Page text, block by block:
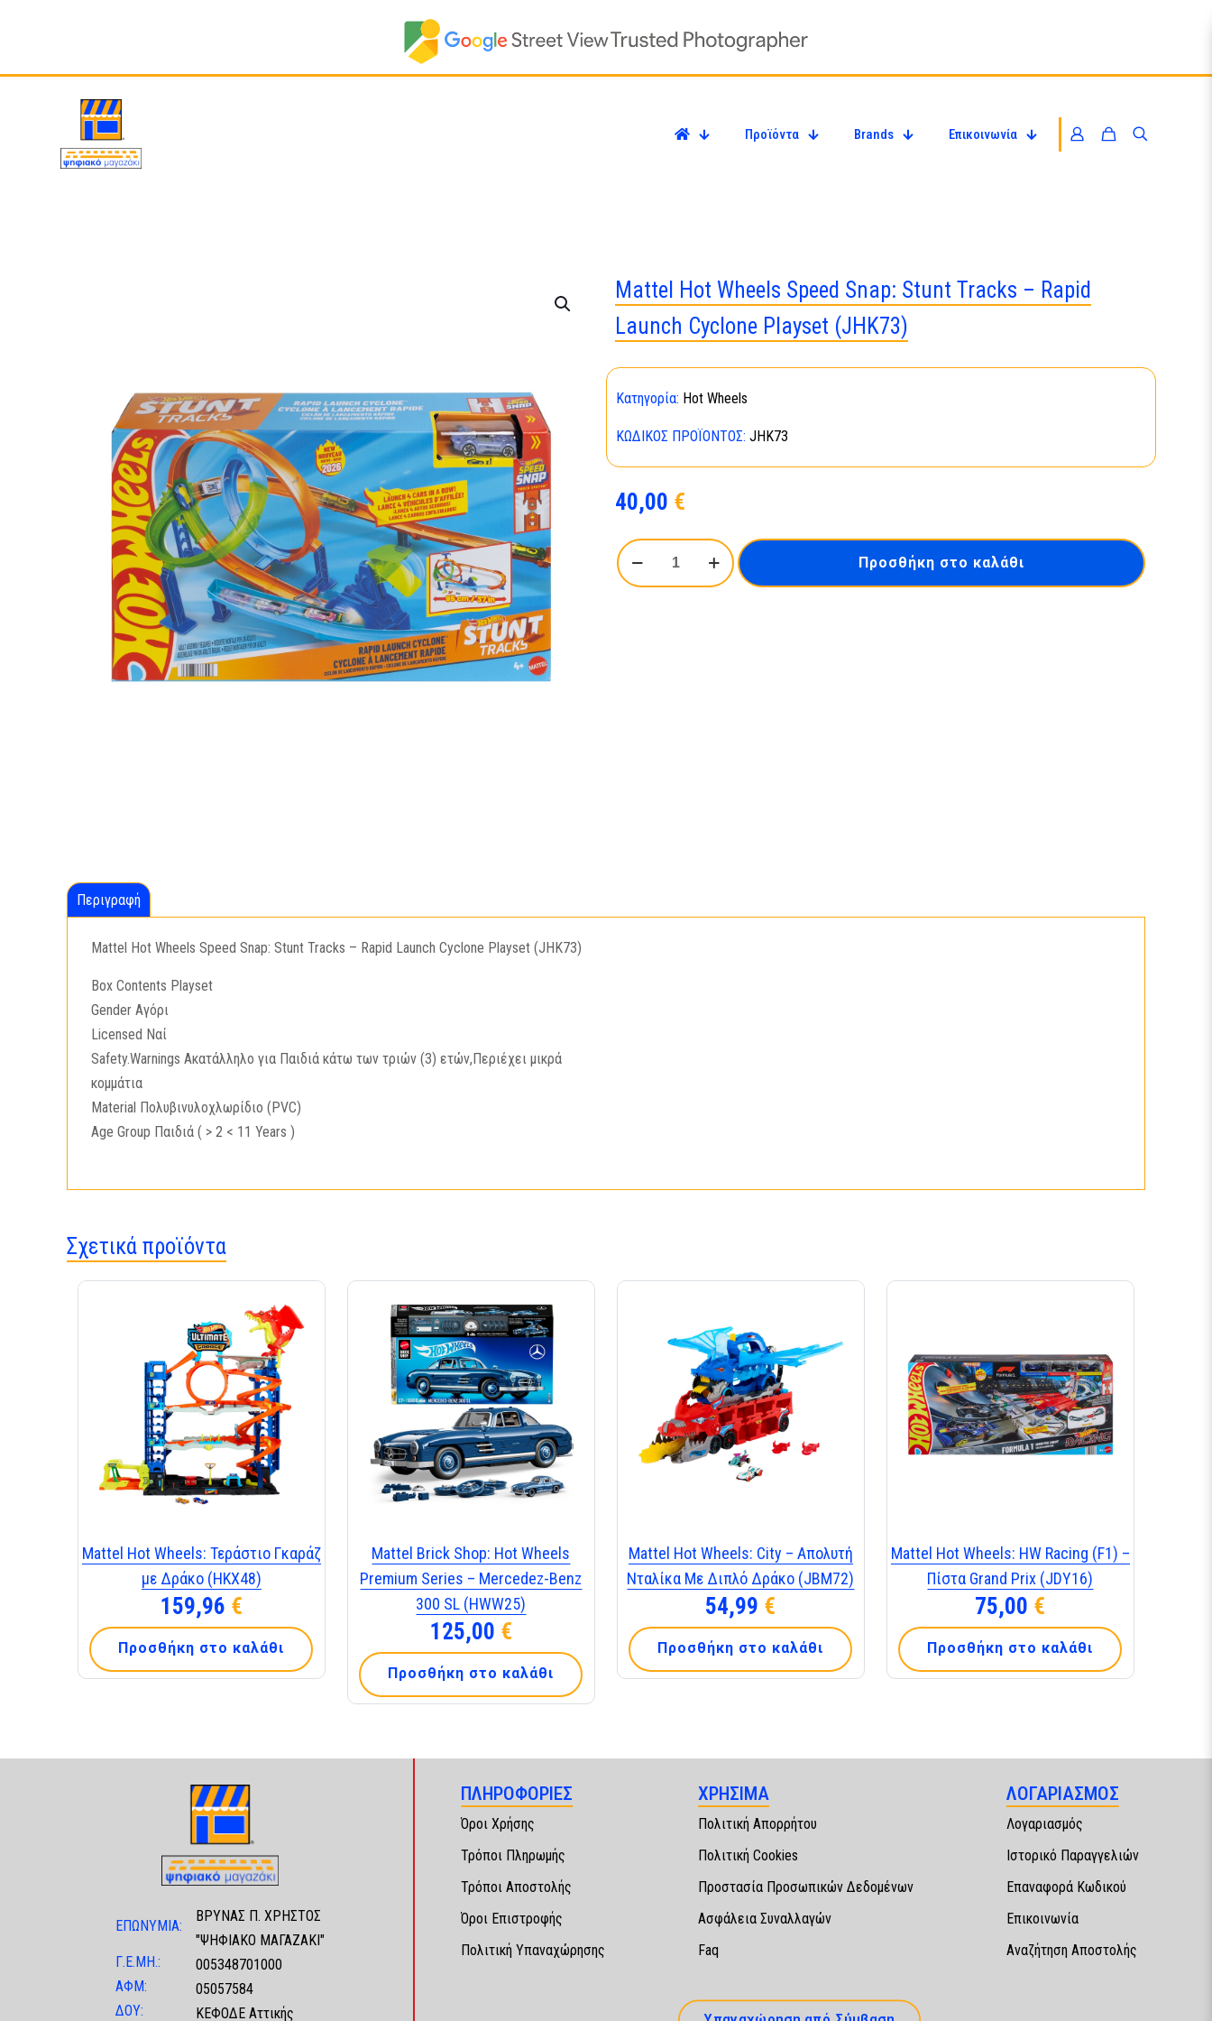
Προϊόντα Brands Επικοινωνία
Mattel Hot Wheels Speed Snap: Stunt Tracks – Rapid
Launch Cyclone Playset (JHK73)
Κατηγορία: Hot Wheels
ΚΩΔΙΚΌΣ ΠΡΟΪΌΝΤΟΣ: JHK73
40,00 €
Mattel
Hot
Προσθήκη στο καλάθι
Περιγραφή
Mattel Hot Wheels Speed Snap: Stunt Tracks – Rapid Launch Cyclone Playset (JHK73)
Box Contents Playset
Gender Αγόρι
Licensed Ναί
Safety.Warnings Ακατάλληλο για Παιδιά κάτω των τριών (3) ετών,Περιέχει μικρά
κομμάτια
Material Πολυβινυλοχλωρίδιο (PVC)
Age Group Παιδιά ( > 2 < 11 Years )
Σχετικά προϊόντα
Mattel Hot Wheels: Τεράστιο Γκαράζ
με Δράκο (HKX48)
159,96 €
Προσθήκη στο καλάθι
Mattel Brick Shop: Hot Wheels
Premium Series – Mercedez-Benz
300 SL (HWW25)
125,00 €
Προσθήκη στο καλάθι
Mattel Hot Wheels: City – Απολυτή
Νταλίκα Με Διπλό Δράκο (JBM72)
54,99 €
Προσθήκη στο καλάθι
Mattel Hot Wheels: HW Racing (F1) –
Πίστα Grand Prix (JDY16)
75,00 €
Προσθήκη στο καλάθι
ΕΠΩΝΥΜΙΑ:
ΒΡΥΝΑΣ Π. ΧΡΗΣΤΟΣ
"ΨΗΦΙΑΚΟ ΜΑΓΑΖΑΚΙ"
Γ.Ε.ΜΗ.:
005348701000
ΑΦΜ:
05057584
ΔΟΥ:
ΚΕΦΟΔΕ Αττικής
ΠΛΗΡΟΦΟΡΙΕΣ
Όροι Χρήσης
Τρόποι Πληρωμής
Τρόποι Αποστολής
Όροι Επιστροφής
Πολιτική Υπαναχώρησης
ΧΡΗΣΙΜΑ
Πολιτική Απορρήτου
Πολιτική Cookies
Προστασία Προσωπικών Δεδομένων
Ασφάλεια Συναλλαγών
Faq
ΛΟΓΑΡΙΑΣΜΟΣ
Λογαριασμός
Ιστορικό Παραγγελιών
Επαναφορά Κωδικού
Επικοινωνία
Αναζήτηση Αποστολής